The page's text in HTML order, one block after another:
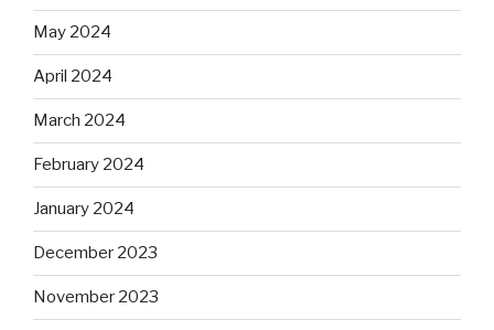
May 2024
April 2024
March 2024
February 2024
January 2024
December 2023
November 2023